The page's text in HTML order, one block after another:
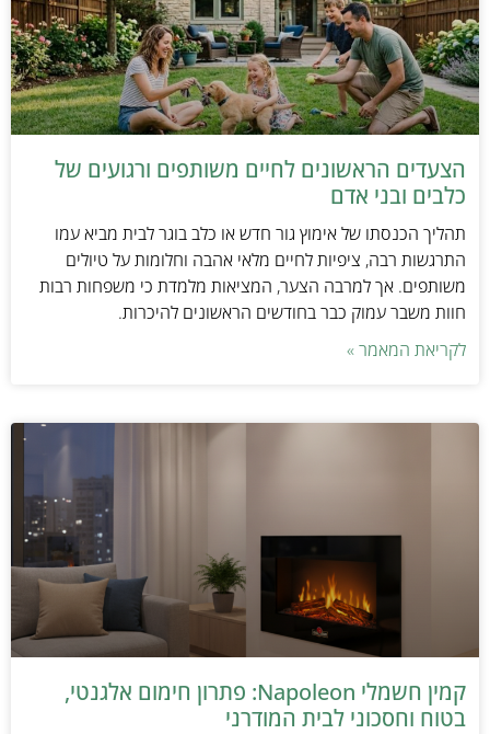
הצעדים הראשונים לחיים משותפים ורגועים של
כלבים ובני אדם
תהליך הכנסתו של אימוץ גור חדש או כלב בוגר לבית מביא עמו
התרגשות רבה, ציפיות לחיים מלאי אהבה וחלומות על טיולים
משותפים. אך למרבה הצער, המציאות מלמדת כי משפחות רבות
חוות משבר עמוק כבר בחודשים הראשונים להיכרות.
לקריאת המאמר »
קמין חשמלי Napoleon: פתרון חימום אלגנטי,
בטוח וחסכוני לבית המודרני